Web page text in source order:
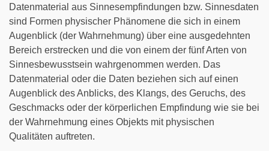
Datenmaterial aus Sinnesempfindungen bzw. Sinnesdaten
sind Formen physischer Phänomene die sich in einem
Augenblick (der Wahrnehmung) über eine ausgedehnten
Bereich erstrecken und die von einem der fünf Arten von
Sinnesbewusstsein wahrgenommen werden. Das
Datenmaterial oder die Daten beziehen sich auf einen
Augenblick des Anblicks, des Klangs, des Geruchs, des
Geschmacks oder der körperlichen Empfindung wie sie bei
der Wahrnehmung eines Objekts mit physischen
Qualitäten auftreten.